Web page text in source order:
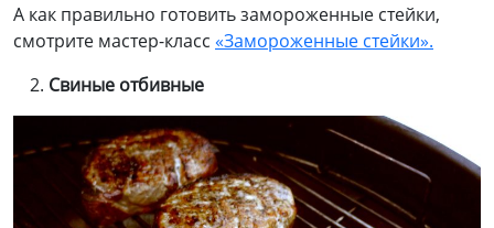
А как правильно готовить замороженные стейки,
смотрите мастер-класс «Замороженные стейки».
Свиные отбивные